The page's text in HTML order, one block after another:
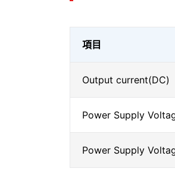
項目
Output current(DC)
Power Supply
Power Supply